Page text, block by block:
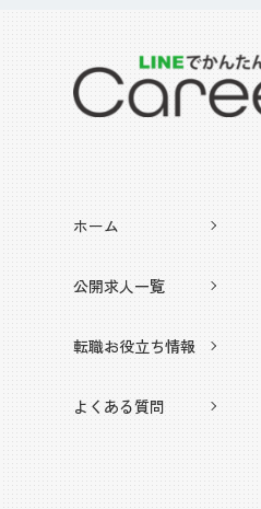
ホーム
公開求人一覧
転職お役立ち情報
よくある質問